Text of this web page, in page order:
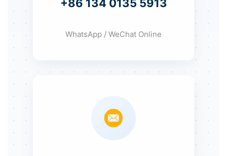
+86 134 0135 5913
WhatsApp / WeChat Online